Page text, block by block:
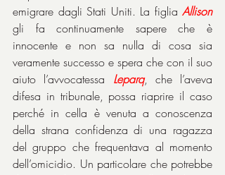
emigrare dagli Stati Uniti. La figlia Allison
gli fa continuamente sapere che è
innocente e non sa nulla di cosa sia
veramente successo e spera che con il suo
aiuto l’avvocatessa Leparq, che l’aveva
difesa in tribunale, possa riaprire il caso
perché in cella è venuta a conoscenza
della strana confidenza di una ragazza
del gruppo che frequentava al momento
dell’omicidio. Un particolare che potrebbe